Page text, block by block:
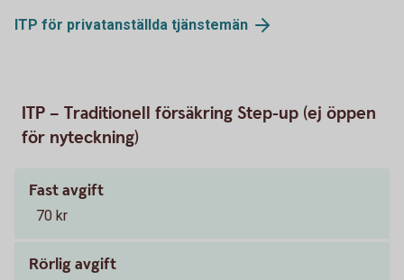
ITP för privatanställda tjänstemän
ITP – Traditionell försäkring Step-up (ej öppen
för nyteckning)
Fast avgift
70 kr
Rörlig avgift